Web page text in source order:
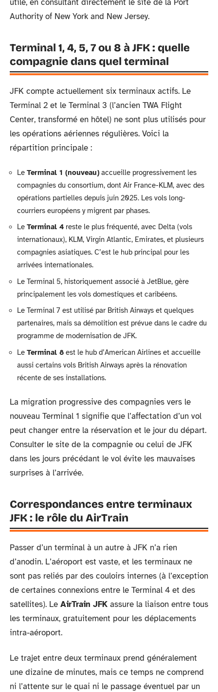
utile, en consultant directement le site de la Port
Authority of New York and New Jersey.
Terminal 1, 4, 5, 7 ou 8 à JFK : quelle
compagnie dans quel terminal
JFK compte actuellement six terminaux actifs. Le
Terminal 2 et le Terminal 3 (l’ancien TWA Flight
Center, transformé en hôtel) ne sont plus utilisés pour
les opérations aériennes régulières. Voici la
répartition principale :
Le Terminal 1 (nouveau) accueille progressivement les
compagnies du consortium, dont Air France-KLM, avec des
opérations partielles depuis juin 2025. Les vols long-
courriers européens y migrent par phases.
Le Terminal 4 reste le plus fréquenté, avec Delta (vols
internationaux), KLM, Virgin Atlantic, Emirates, et plusieurs
compagnies asiatiques. C’est le hub principal pour les
arrivées internationales.
Le Terminal 5, historiquement associé à JetBlue, gère
principalement les vols domestiques et caribéens.
Le Terminal 7 est utilisé par British Airways et quelques
partenaires, mais sa démolition est prévue dans le cadre du
programme de modernisation de JFK.
Le Terminal 8 est le hub d’American Airlines et accueille
aussi certains vols British Airways après la rénovation
récente de ses installations.
La migration progressive des compagnies vers le
nouveau Terminal 1 signifie que l’affectation d’un vol
peut changer entre la réservation et le jour du départ.
Consulter le site de la compagnie ou celui de JFK
dans les jours précédant le vol évite les mauvaises
surprises à l’arrivée.
Correspondances entre terminaux
JFK : le rôle du AirTrain
Passer d’un terminal à un autre à JFK n’a rien
d’anodin. L’aéroport est vaste, et les terminaux ne
sont pas reliés par des couloirs internes (à l’exception
de certaines connexions entre le Terminal 4 et des
satellites). Le AirTrain JFK assure la liaison entre tous
les terminaux, gratuitement pour les déplacements
intra-aéroport.
Le trajet entre deux terminaux prend généralement
une dizaine de minutes, mais ce temps ne comprend
ni l’attente sur le quai ni le passage éventuel par un